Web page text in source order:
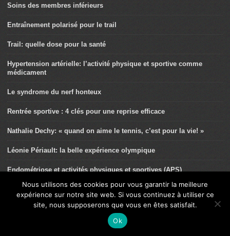
Soins des membres inférieurs
Entraînement polarisé pour le trail
Trail: quelle dose pour la santé
Hypertension artérielle: l’activité physique et sportive comme
médicament
Le syndrome du nerf honteux
Rentrée sportive : 4 clés pour une reprise efficace
Nathalie Dechy: « quand on aime le tennis, c’est pour la vie! »
Léonie Périault: la belle expérience olympique
Endométriose et activités physiques et sportives (APS)
Ce n’est pas un syndrome de l’essuie-glace
Sport et maternité: un guide pour accompagner les femmes dans
Nous utilisons des cookies pour vous garantir la meilleure
expérience sur notre site web. Si vous continuez à utiliser ce
site, nous supposerons que vous en êtes satisfait.
Ok